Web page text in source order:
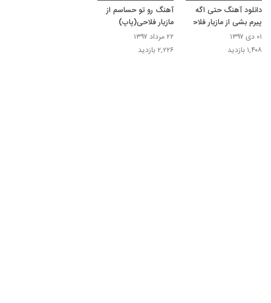
دانلود آهنگ حتی اگه
پیرم بشی از مازیار فلاحی
۰۱ دی ۱۳۹۷
۱,۴۰۸ بازدید
آهنگ رو تو حساسم از
مازیار فلاحی(پاپ)
۲۲ مرداد ۱۳۹۷
۲,۲۲۶ بازدید